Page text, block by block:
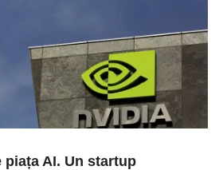
piața AI. Un startup